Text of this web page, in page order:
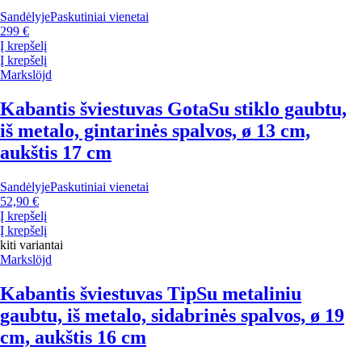
SandėlyjePaskutiniai vienetai
299 €
Į krepšelį
Į krepšelį
Markslöjd
Kabantis šviestuvas GotaSu stiklo gaubtu,
iš metalo, gintarinės spalvos, ø 13 cm,
aukštis 17 cm
SandėlyjePaskutiniai vienetai
52,90 €
Į krepšelį
Į krepšelį
kiti variantai
Markslöjd
Kabantis šviestuvas TipSu metaliniu
gaubtu, iš metalo, sidabrinės spalvos, ø 19
cm, aukštis 16 cm